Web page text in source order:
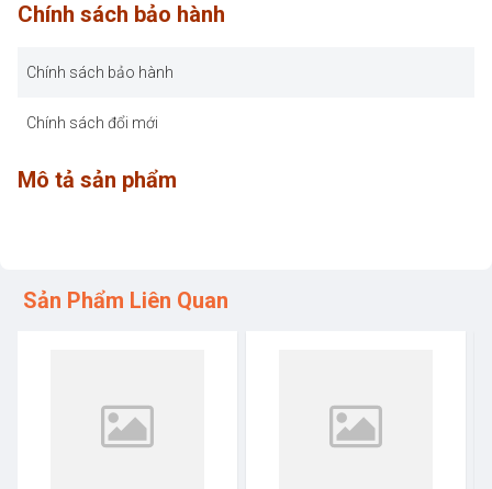
Chính sách bảo hành
Chính sách bảo hành
Chính sách đổi mới
Mô tả sản phẩm
Sản Phẩm Liên Quan